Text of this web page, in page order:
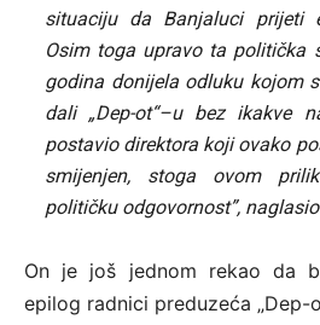
situaciju da Banjaluci prijeti
Osim toga upravo ta politička
godina donijela odluku kojom
dali „Dep-ot“–u bez ikakve
postavio direktora koji ovako
smijenjen, stoga ovom
političku odgovornost”,
On je još jednom rekao da
epilog radnici preduzeća „Dep-